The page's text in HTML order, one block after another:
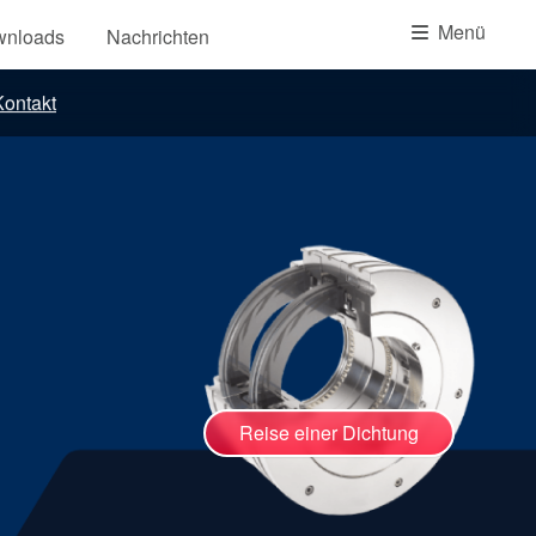
Nachrichten Menü
Reise einer Dichtung